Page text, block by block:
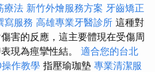
療法 新竹外燴服務方案 牙齒矯正
寫服務 高雄專業牙醫診所 這種對
害的反應，這主要體現在受傷周
現為痙攣性結。 適合您的台北
作教學 指壓瑜珈墊 專業清潔服